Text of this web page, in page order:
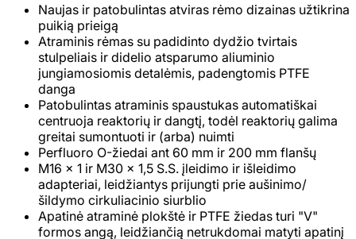
Naujas ir patobulintas atviras rėmo dizainas užtikrina
puikią prieigą
Atraminis rėmas su padidinto dydžio tvirtais
stulpeliais ir didelio atsparumo aliuminio
jungiamosiomis detalėmis, padengtomis PTFE
danga
Patobulintas atraminis spaustukas automatiškai
centruoja reaktorių ir dangtį, todėl reaktorių galima
greitai sumontuoti ir (arba) nuimti
Perfluoro O-žiedai ant 60 mm ir 200 mm flanšų
M16 x 1 ir M30 x 1,5 S.S. įleidimo ir išleidimo
adapteriai, leidžiantys prijungti prie aušinimo/
šildymo cirkuliacinio siurblio
Apatinė atraminė plokštė ir PTFE žiedas turi "V"
formos angą, leidžiančią netrukdomai matyti apatinį